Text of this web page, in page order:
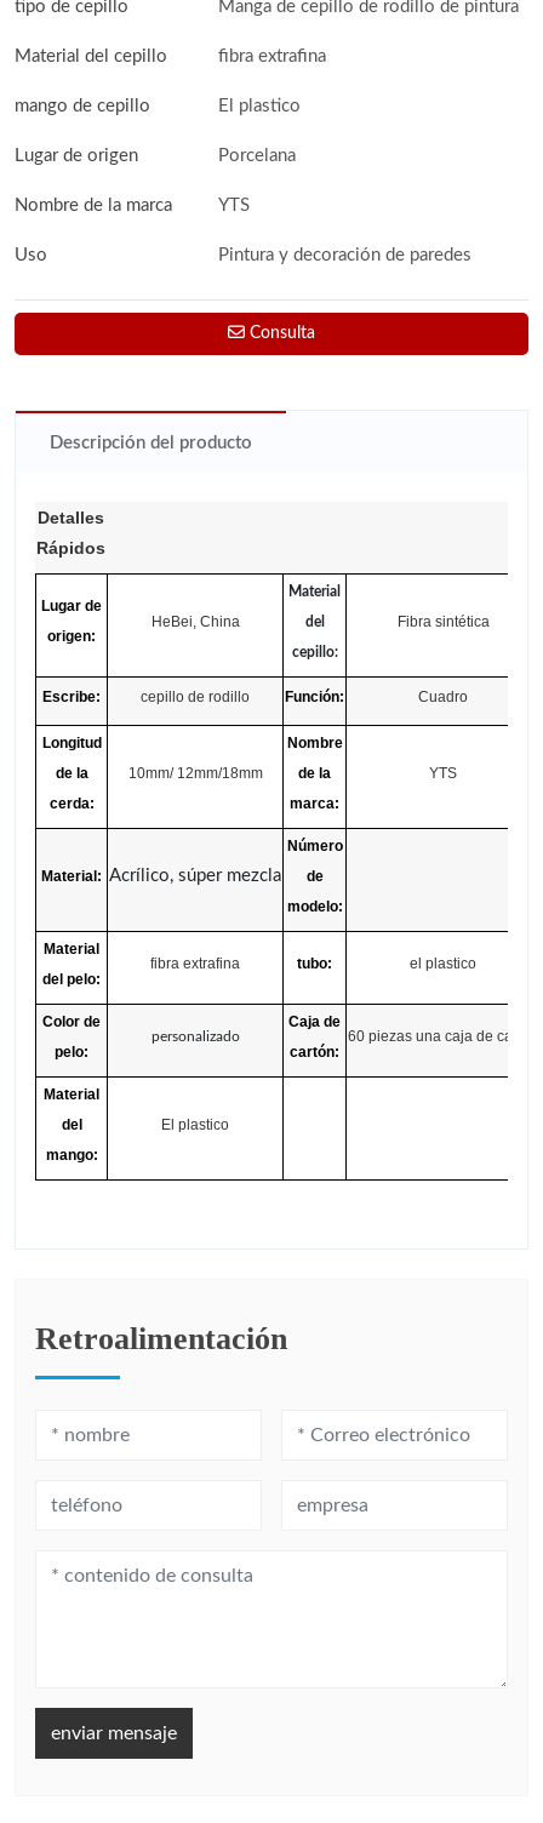
tipo de cepillo Manga de cepillo de rodillo de pintura
Material del cepillo fibra extrafina
mango de cepillo El plastico
Lugar de origen Porcelana
Nombre de la marca YTS
Uso Pintura y decoración de paredes
Consulta
Descripción del producto
Detalles
Rápidos
Lugar de
origen:
HeBei, China
Material
del
cepillo:
Fibra sintética
Escribe: cepillo de rodillo Función: Cuadro
Longitud
de la
cerda:
10mm/ 12mm/18mm
Nombre
de la
marca:
YTS
Material: Acrílico, súper mezcla
Número
de
modelo:
Material
del pelo:
fibra extrafina tubo: el plastico
Color de
pelo:
personalizado
Caja de
cartón:
60 piezas una caja de cartón
Material
del
mango:
El plastico
Retroalimentación
enviar mensaje